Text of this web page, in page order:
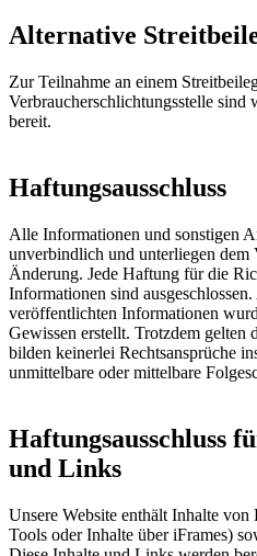
Alternative
Zur Teilnahme an einem
Verbraucherschlichtungsstelle
bereit.
Haftungsausschluss
Alle Informationen und sonstigen
unverbindlich und unterliegen dem
Änderung. Jede Haftung für die
Informationen sind
veröffentlichten Informationen
Gewissen erstellt. Trotzdem gelten
bilden keinerlei Rechtsansprüche
unmittelbare oder mittelbare
Haftungsausschluss
und Links
Unsere Website enthält Inhalte
Tools oder Inhalte über iFrames)